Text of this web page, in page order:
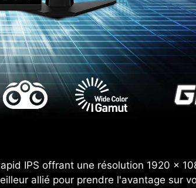
IPS offrant une résolution 1920 x
allié pour prendre l'avantage sur